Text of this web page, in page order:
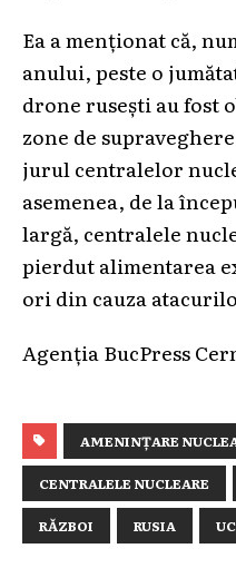
Ea a menționat că,
anului, peste o
drone rusești au fost
zone de
jurul centralelor
asemenea, de la
largă, centralele
pierdut alimentarea
ori din cauza
Agenția BucPress
AMENINȚARE
CENTRALELE NUCLEARE
RĂZBOI RUSIA